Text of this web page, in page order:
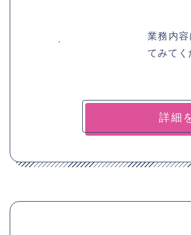
業務内
てみてく
詳細